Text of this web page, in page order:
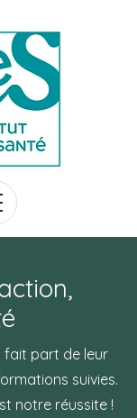
fait part de leur
suivies.
notre réussite !